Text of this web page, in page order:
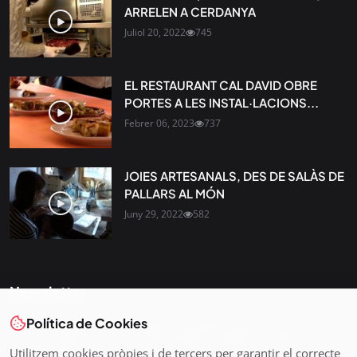
ARRELEN A CERDANYA
Juliol 20, 2022 745
EL RESTAURANT CAL DAVID OBRE
PORTES A LES INSTAL·LACIONS...
Febrer 06, 2023 737
JOIES ARTESANALS, DES DE SALÀS DE
PALLARS AL MÓN
Juny 29, 2022 582
Newsletter
Tota l’actualitat, seleccionada i enviada directament al teu
Política de Cookies
Utilitzem cookies pròpies i de tercers per garantir el correcte